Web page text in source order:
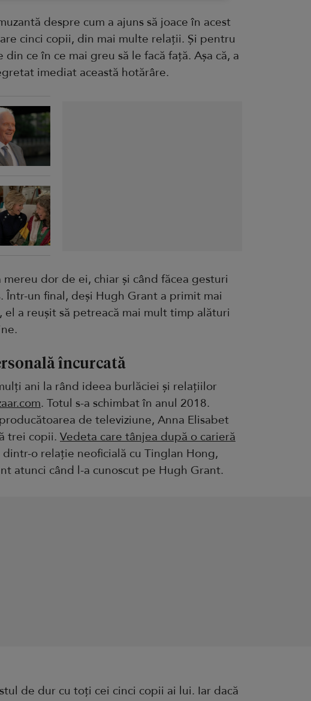
despre cum a ajuns să joace în acest
cinci copii, din mai multe relații. Și pentru
ce în ce mai greu să le facă față. Așa că, a
imediat această hotărâre.
dor de ei, chiar și când făcea gesturi
Într-un final, deși Hugh Grant a primit mai
a reușit să petreacă mai mult timp alături
încurcată
ani la rând ideea burlăciei și relațiilor
. Totul s-a schimbat în anul 2018.
de televiziune, Anna Elisabet
trei copii. Vedeta care tânjea după o carieră
o relație neoficială cu Tinglan Hong,
atunci când l-a cunoscut pe Hugh Grant.
de dur cu toți cei cinci copii ai lui. Iar dacă